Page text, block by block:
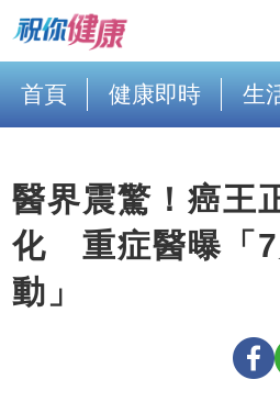
首頁 健康即時 生
醫界震驚！癌王
化 重症醫曝「7
動」